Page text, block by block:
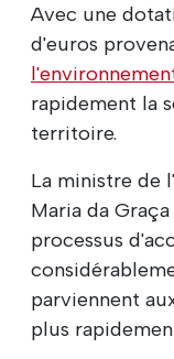
Avec une
d'euros
rapidement la
territoire.
La ministre de
Maria da
processus
parviennent
plus